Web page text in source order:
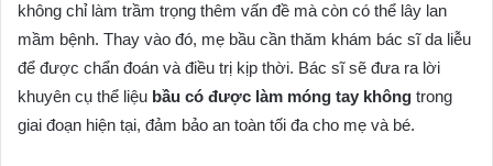
không chỉ làm trầm trọng thêm vấn đề mà còn có thể lây lan
mầm bệnh. Thay vào đó, mẹ bầu cần thăm khám bác sĩ da liễu
để được chẩn đoán và điều trị kịp thời. Bác sĩ sẽ đưa ra lời
khuyên cụ thể liệu bầu có được làm móng tay không trong
giai đoạn hiện tại, đảm bảo an toàn tối đa cho mẹ và bé.